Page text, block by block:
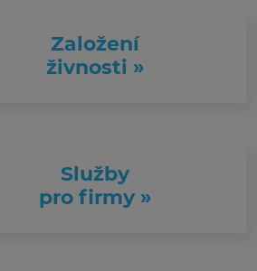
Založení
živnosti »
Služby
pro firmy »